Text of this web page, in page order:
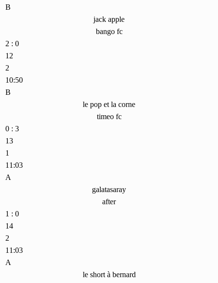
B
jack apple
bango fc
2 : 0
12
2
10:50
B
le pop et la corne
timeo fc
0 : 3
13
1
11:03
A
galatasaray
after
1 : 0
14
2
11:03
A
le short à bernard